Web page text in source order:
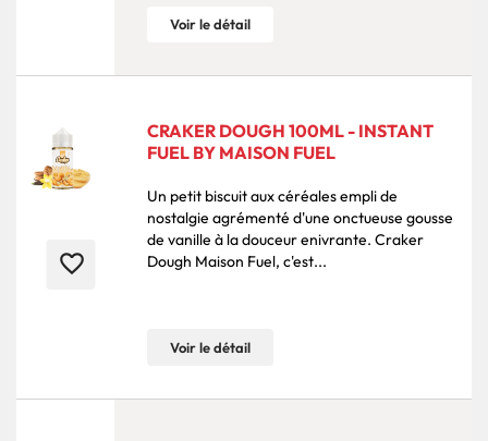
Voir le détail
favorite_border
CRAKER DOUGH 100ML - INSTANT
FUEL BY MAISON FUEL
Un petit biscuit aux céréales empli de
nostalgie agrémenté d'une onctueuse gousse
de vanille à la douceur enivrante. Craker
Dough Maison Fuel, c'est...
Voir le détail